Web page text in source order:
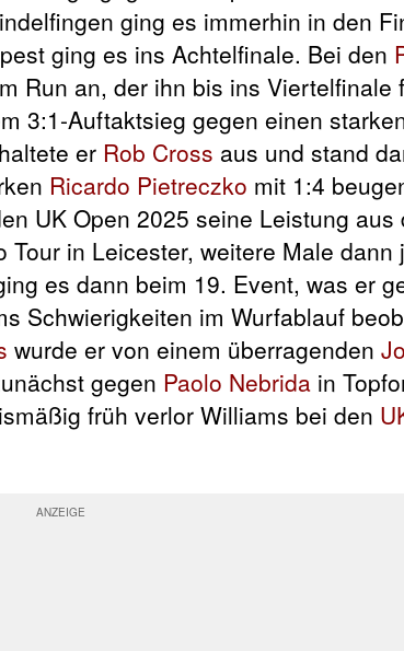
ging es immerhin in den
ging es ins Achtelfinale. Bei den
Run an, der ihn bis ins Viertelfinale
3:1-Auftaktsieg gegen einen
er Rob Cross aus und stand
Ricardo Pietreczko mit 1:4
UK Open 2025 seine Leistung aus
in Leicester, weitere Male dann
es dann beim 19. Event, was er
Schwierigkeiten im Wurfablauf
wurde er von einem überragenden
gegen Paolo Nebrida in
früh verlor Williams bei den